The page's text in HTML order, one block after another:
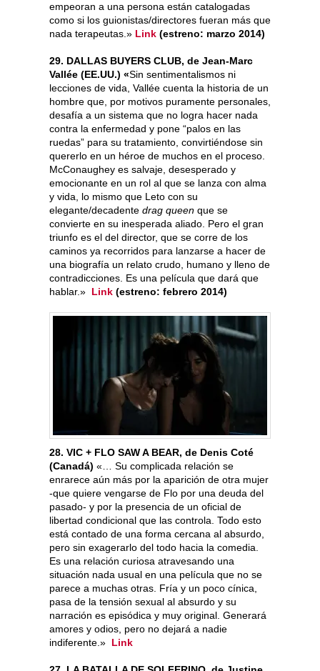
empeoran a una persona están catalogadas
como si los guionistas/directores fueran más que
nada terapeutas.» Link (estreno: marzo 2014)
29. DALLAS BUYERS CLUB, de Jean-Marc
Vallée (EE.UU.) «Sin sentimentalismos ni
lecciones de vida, Vallée cuenta la historia de un
hombre que, por motivos puramente personales,
desafía a un sistema que no logra hacer nada
contra la enfermedad y pone “palos en las
ruedas” para su tratamiento, convirtiéndose sin
quererlo en un héroe de muchos en el proceso.
McConaughey es salvaje, desesperado y
emocionante en un rol al que se lanza con alma
y vida, lo mismo que Leto con su
elegante/decadente drag queen que se
convierte en su inesperada aliado. Pero el gran
triunfo es el del director, que se corre de los
caminos ya recorridos para lanzarse a hacer de
una biografía un relato crudo, humano y lleno de
contradicciones. Es una película que dará que
hablar.» Link (estreno: febrero 2014)
28. VIC + FLO SAW A BEAR, de Denis Coté
(Canadá) «… Su complicada relación se
enrarece aún más por la aparición de otra mujer
-que quiere vengarse de Flo por una deuda del
pasado- y por la presencia de un oficial de
libertad condicional que las controla. Todo esto
está contado de una forma cercana al absurdo,
pero sin exagerarlo del todo hacia la comedia.
Es una relación curiosa atravesando una
situación nada usual en una película que no se
parece a muchas otras. Fría y un poco cínica,
pasa de la tensión sexual al absurdo y su
narración es episódica y muy original. Generará
amores y odios, pero no dejará a nadie
indiferente.» Link